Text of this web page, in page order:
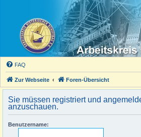
FAQ
Zur Webseite Foren-Übersicht
Sie müssen registriert und
anzuschauen.
Benutzername: